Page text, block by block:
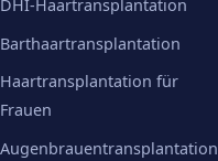
DHI-Haartransplantation
Barthaartransplantation
Haartransplantation für
Frauen
Augenbrauentransplantation